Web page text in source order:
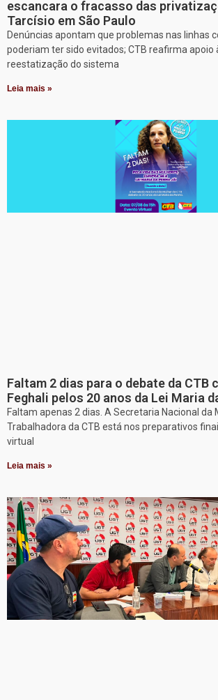
escancara o fracasso das
Tarcísio em São Paulo
Denúncias apontam que problemas nas linhas
poderiam ter sido evitados; CTB reafirma apoio
reestatização do sistema
Leia mais »
Faltam 2 dias para o debate da CTB
Feghali pelos 20 anos da Lei Maria
Faltam apenas 2 dias. A Secretaria Nacional da
Trabalhadora da CTB está nos preparativos
virtual
Leia mais »